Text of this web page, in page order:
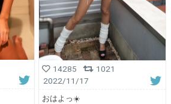
14285
1021
2022/11/17
おはよっ☀️